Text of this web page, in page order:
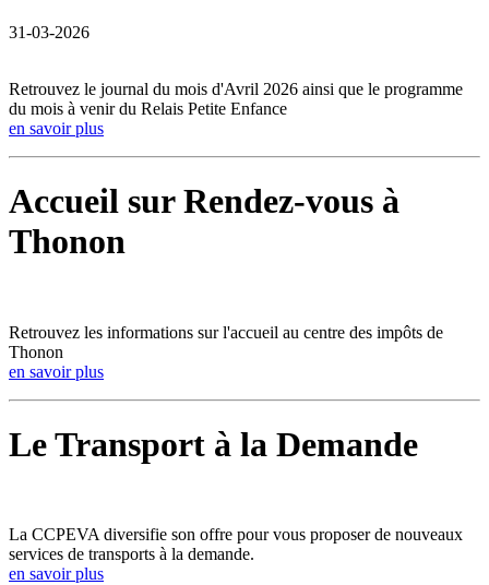
31-03-2026
Retrouvez le journal du mois d'Avril 2026 ainsi que le programme
du mois à venir du Relais Petite Enfance
en savoir plus
Accueil sur Rendez-vous à
Thonon
Retrouvez les informations sur l'accueil au centre des impôts de
Thonon
en savoir plus
Le Transport à la Demande
La CCPEVA diversifie son offre pour vous proposer de nouveaux
services de transports à la demande.
en savoir plus